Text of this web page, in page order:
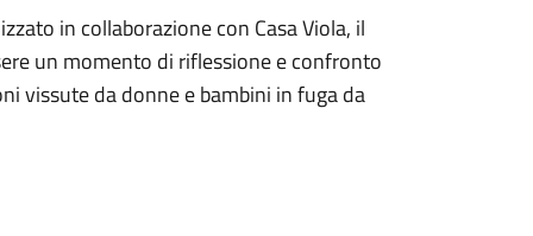
in collaborazione con Casa Viola, il
un momento di riflessione e confronto
vissute da donne e bambini in fuga da